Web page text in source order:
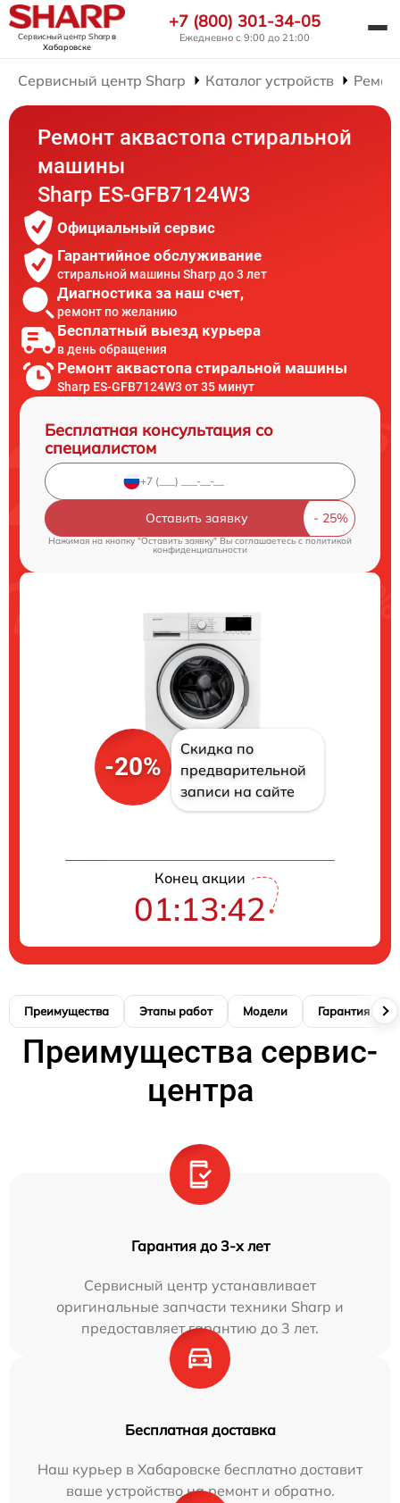
Сервисный центр Sharpв
Хабаровске
+7 (800) 301-34-05
Ежедневно с 9:00 до 21:00
Сервисный центр Sharp Каталог устройств
Ремонт аквастопа стиральной
машины
Sharp ES-GFB7124W3
Официальный сервис
Гарантийное обслуживание
стиральной машины Sharp до 3 лет
Диагностика за наш счет,
ремонт по желанию
Бесплатный выезд курьера
в день обращения
Ремонт аквастопа стиральной машины
Sharp ES-GFB7124W3 от 35 минут
Бесплатная консультация со
специалистом
Оставить заявку
Нажимая на кнопку "Оставить заявку" Вы соглашаетесь cполитикой
конфиденциальности
-20%
Скидка по
предварительной
записи на сайте
Конец акции
01:13:42
Преимущества Этапы работ Модели Гарантия
Преимущества сервис-
центра
Гарантия до 3-х лет
Сервисный центр устанавливает
оригинальные запчасти техники Sharp и
предоставляет гарантию до 3 лет.
Бесплатная доставка
Наш курьер в Хабаровске бесплатно доставит
ваше устройство на ремонт и обратно.